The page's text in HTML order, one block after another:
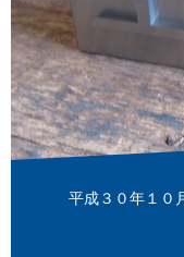
平成３０年１０